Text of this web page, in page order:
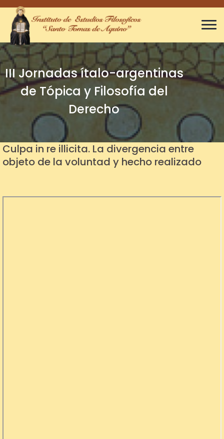
III Jornadas ítalo-argentinas
de Tópica y Filosofía del
Derecho
Culpa in re illicita. La divergencia entre
objeto de la voluntad y hecho realizado